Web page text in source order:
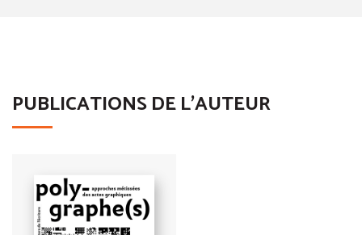
PUBLICATIONS DE L'AUTEUR